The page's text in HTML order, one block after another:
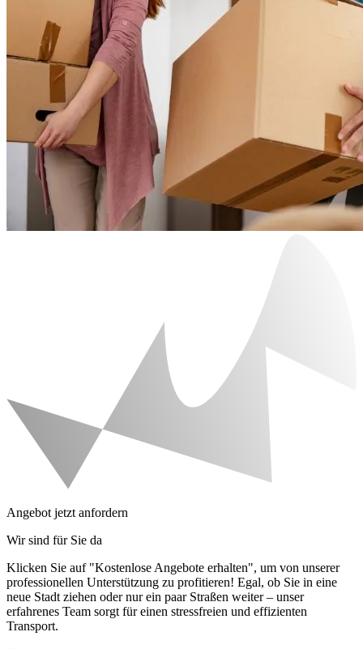
Angebot jetzt anfordern
Wir sind für Sie da
Klicken Sie auf "Kostenlose Angebote erhalten", um von unserer
professionellen Unterstützung zu profitieren! Egal, ob Sie in eine
neue Stadt ziehen oder nur ein paar Straßen weiter – unser
erfahrenes Team sorgt für einen stressfreien und effizienten
Transport.